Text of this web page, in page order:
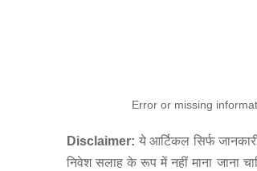
Error or missing
Disclaimer: ये आर्टिकल सिर्फ
निवेश सलाह के रूप में नहीं माना जाना